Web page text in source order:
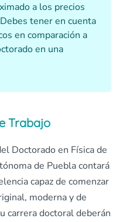
a los precios
tener en cuenta
en comparación a
en una
Trabajo
Doctorado en Física de
de Puebla contará
capaz de comenzar
moderna y de
carrera doctoral deberán